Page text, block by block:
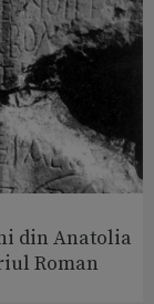
din Anatolia
Roman